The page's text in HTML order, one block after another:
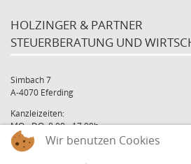
HOLZINGER & PARTNER
STEUERBERATUNG UND
Simbach 7
A-4070 Eferding
Kanzleizeiten:
MO - DO: 8:00 - 17:00h
FR: 8:00 - 12:00hWir benutzen Cookies